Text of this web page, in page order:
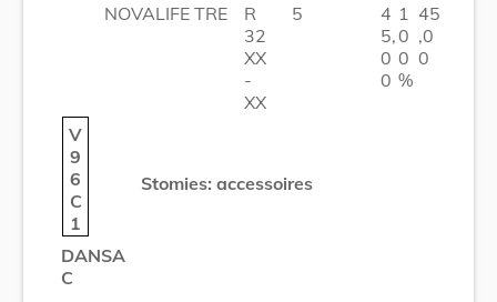
NOVALIFE TRE
R
32
XX
-
XX
5
4
5,
0
0
1
0
0
%
45
,0
0
V
9
6
C
1
Stomies: accessoires
DANSA
C